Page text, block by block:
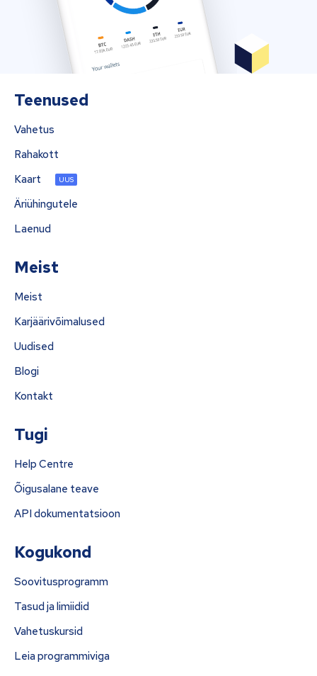
Teenused
Vahetus
Rahakott
Kaart
UUS
Äriühingutele
Laenud
Meist
Meist
Karjäärivõimalused
Uudised
Blogi
Kontakt
Tugi
Help Centre
Õigusalane teave
API dokumentatsioon
Kogukond
Soovitusprogramm
Tasud ja limiidid
Vahetuskursid
Leia programmiviga